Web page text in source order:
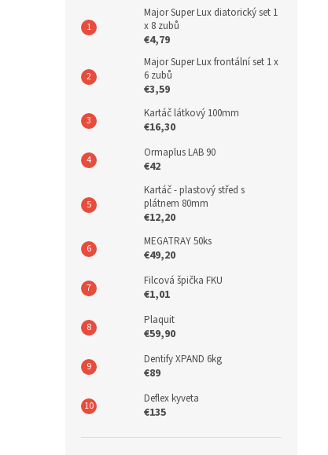
Major Super Lux diatorický set 1
x 8 zubů
€4,79
Major Super Lux frontální set 1 x
6 zubů
€3,59
Kartáč látkový 100mm
€16,30
Ormaplus LAB 90
€42
Kartáč - plastový střed s
plátnem 80mm
€12,20
MEGATRAY 50ks
€49,20
Filcová špička FKU
€1,01
Plaquit
€59,90
Dentify XPAND 6kg
€89
Deflex kyveta
€135